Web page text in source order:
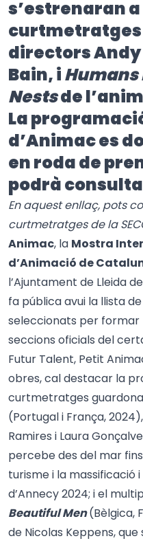
s’estrenaran a
curtmetratges
directors
Bain, iHumans
Nestsde
La
d’Animac es
en roda de
podrà
En aquest enllaç, pots
curtmetratges de la
Animac, la Mostra
d’Animació de
l’Ajuntament de Lleida
fa pública avui la llista
seleccionats per
seccions oficials del
Futur Talent, Petit
obres, cal destacar la
curtmetratges
(Portugal i França,
Ramires i Laura
percebe des del mar
turisme i la massificació
d’Annecy 2024; i el
Beautiful Men(Bèlgica,
de Nicolas Keppens, que